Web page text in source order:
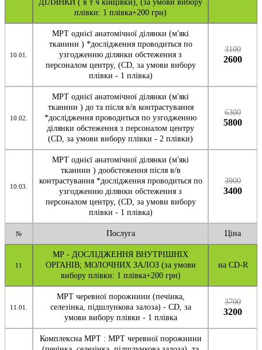
ДІЛЯНКИ ( в т ч кінцівки), (за умови вибору
плівки: 1 плівка+200 грн)
10.01.
МРТ однієї анатомічної ділянки (м'які
тканини ) *дослідження проводиться по
узгодженню ділянки обстеження з
персоналом центру, (CD, за умови вибору
плівки - 1 плівка)
3100
2600
10.02.
МРТ однієї анатомічної ділянки (м'які
тканини ) до та після в/в контрастування
*дослідження проводиться по узгодженню
ділянки обстеження з персоналом центру
(CD, за умови вибору плівки - 2 плівки)
6300
5800
10.03.
МРТ однієї анатомічної ділянки (м'які
тканини ) дообстеження після в/в
контрастування *дослідження проводиться по
узгодженню ділянки обстеження з
персоналом центру, (CD, за умови вибору
плівки - 1 плівка)
3900
3400
№ Послуга Ціна
11
МР - ДОСЛІДЖЕННЯ ВНУТРІШНІХ
ОРГАНІВ; МОЛОЧНИХ ЗАЛОЗ (за умови
вибору плівки: 1 плівка+200 грн)
на CD-R
11.01.
МРТ черевної порожнини (печінка,
селезінка, підшлункова залоза) - CD, за
умови вибору плівки - 1 плівка
3700
3200
Комплексна МРТ : МРТ черевної порожнини